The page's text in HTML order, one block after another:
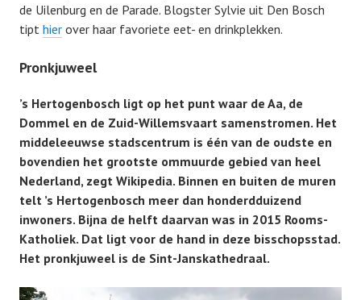
de Uilenburg en de Parade. Blogster Sylvie uit Den Bosch
tipt hier over haar favoriete eet- en drinkplekken.
Pronkjuweel
’s Hertogenbosch ligt op het punt waar de Aa, de
Dommel en de Zuid-Willemsvaart samenstromen. Het
middeleeuwse stadscentrum is één van de oudste en
bovendien het grootste ommuurde gebied van heel
Nederland, zegt Wikipedia. Binnen en buiten de muren
telt ’s Hertogenbosch meer dan honderdduizend
inwoners. Bijna de helft daarvan was in 2015 Rooms-
Katholiek. Dat ligt voor de hand in deze bisschopsstad.
Het pronkjuweel is de Sint-Janskathedraal.